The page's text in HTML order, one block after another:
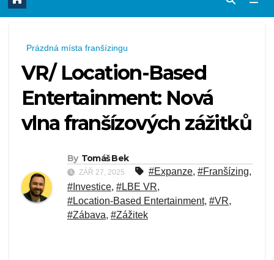
Prázdná místa franšízingu
VR/ Location-Based
Entertainment: Nová
vlna franšízových zážitků
By Tomáš Bek
ZÁŘ 27, 2025 #Expanze, #Franšízing,
#Investice, #LBE VR,
#Location-Based Entertainment, #VR,
#Zábava, #Zážitek